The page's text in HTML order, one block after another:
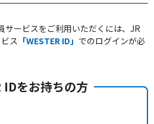
サービスをご利用いただくには、JR
ス 「WESTER ID」 でのログインが必
IDをお持ちの方